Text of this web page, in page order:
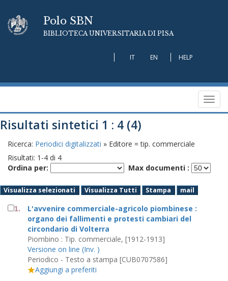
Polo SBN
BIBLIOTECA UNIVERSITARIA DI PISA
IT EN HELP
Risultati sintetici 1 : 4 (4)
Ricerca: Periodici digitalizzati » Editore = tip. commerciale
Risultati: 1 -4 di 4
Ordina per:
Max documenti :
Visualizza selezionati Visualizza Tutti Stampa mail
1.
L'avvenire commerciale-agricolo piombinese :
organo dei fallimenti e protesti cambiari del
circondario di Volterra
Piombino : Tip. commerciale, [1912-1913]
Versione on line (Inv. )
Periodico - Testo a stampa [CUB0707586]
Aggiungi a preferiti